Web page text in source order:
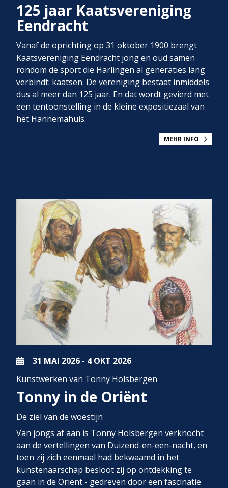
125 jaar Kaatsvereniging
Eendracht
Vanaf de oprichting op 31 oktober 1900 brengt
Kaatsvereniging Eendracht jong en oud samen
rondom de sport die Harlingen al generaties lang
verbindt: kaatsen. De vereniging bestaat inmiddels
dus al meer dan 125 jaar. En dat wordt gevierd met
een tentoonstelling in de kleine expositiezaal van
het Hannemahuis.
MEHR INFO
31 MAI 2026 - 4 OKT 2026
Kunstwerken van Tonny Holsbergen
Tonny in de Oriënt
De ziel van de woestijn
Van jongs af aan is Tonny Holsbergen verknocht
aan de vertellingen van Duizend-en-een-nacht, en
toen zij zich eenmaal had bekwaamd in het
kunstenaarschap besloot zij op ontdekking te
gaan in de Oriënt - gedreven door een fascinatie